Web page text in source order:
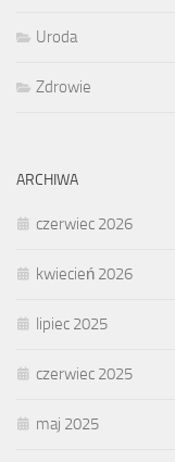
Uroda
Zdrowie
ARCHIWA
czerwiec 2026
kwiecień 2026
lipiec 2025
czerwiec 2025
maj 2025